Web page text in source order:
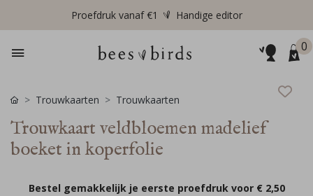
Proefdruk vanaf €1 Handige editor
0
Trouwkaarten Trouwkaarten
Trouwkaart veldbloemen madelief
boeket in koperfolie
Bestel gemakkelijk je eerste proefdruk voor € 2,50